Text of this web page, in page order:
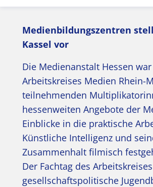
Medienbildungszentren
Kassel vor
Die Medienanstalt Hessen
Arbeitskreises Medien Rhein-
teilnehmenden
hessenweiten Angebote der
Einblicke in die praktische
Künstliche Intelligenz und
Zusammenhalt filmisch
Der Fachtag des
gesellschaftspolitische